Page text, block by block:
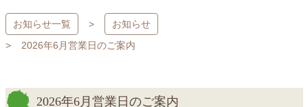
コ
ン
テ
本
文
お知らせ一覧
お知らせ
2026年6月営業日のご案内
2026年6月営業日のご案内